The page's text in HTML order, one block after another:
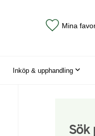
Mina
Inköp & upphandling
Sök